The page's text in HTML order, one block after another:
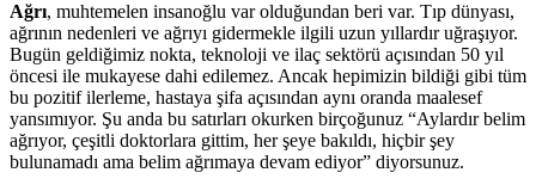
Ağrı, muhtemelen insanoğlu var olduğundan beri var. Tıp dünyası,
ağrının nedenleri ve ağrıyı gidermekle ilgili uzun yıllardır uğraşıyor.
Bugün geldiğimiz nokta, teknoloji ve ilaç sektörü açısından 50 yıl
öncesi ile mukayese dahi edilemez. Ancak hepimizin bildiği gibi tüm
bu pozitif ilerleme, hastaya şifa açısından aynı oranda maalesef
yansımıyor. Şu anda bu satırları okurken birçoğunuz “Aylardır belim
ağrıyor, çeşitli doktorlara gittim, her şeye bakıldı, hiçbir şey
bulunamadı ama belim ağrımaya devam ediyor” diyorsunuz.